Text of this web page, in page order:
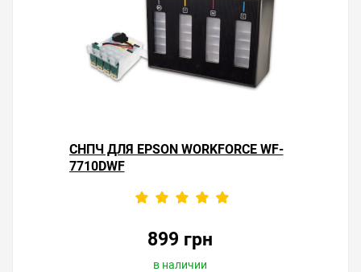
СНПЧ ДЛЯ EPSON WORKFORCE WF-
7710DWF
899 грн
в наличии